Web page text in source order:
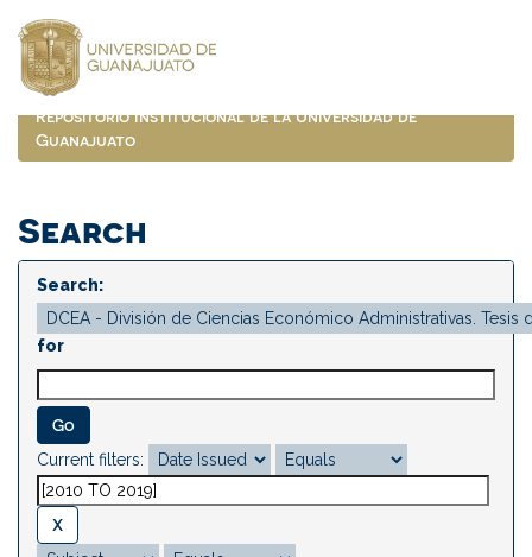
navigation
Repositorio Institucional de la Universidad de
Guanajuato
Search
Search:
for
Current filters: